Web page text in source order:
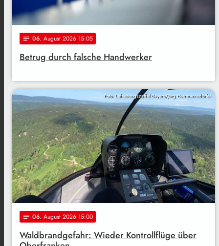
notes 06. August 2026 15:05
Betrug durch falsche Handwerker
Foto: Luftrettungsstaffel Bayern/Jörg Herrmannsdörfer
notes 06. August 2026 15:00
Waldbrandgefahr: Wieder Kontrollflüge über